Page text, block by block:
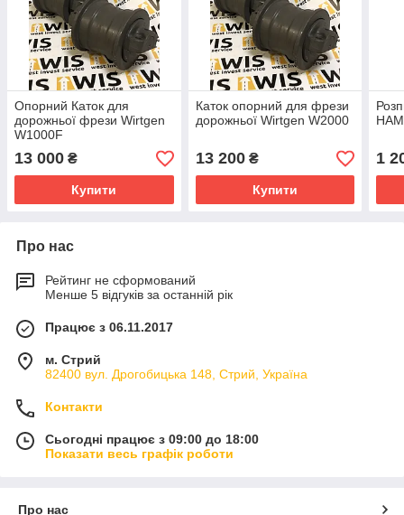
Опорний Каток для
дорожньої фрези Wirtgen
W1000F
13 000 ₴
Купити
Каток опорний для фрези
дорожньої Wirtgen W2000
13 200₴
Купити
1
Про нас
Рейтинг не сформований
Менше 5 відгуків за останній рік
Працює з 06.11.2017
м. Стрий
82400 вул. Дрогобицька 148, Стрий, Україна
Контакти
Сьогодні працює з 09:00 до 18:00
Показати весь графік роботи
Про нас